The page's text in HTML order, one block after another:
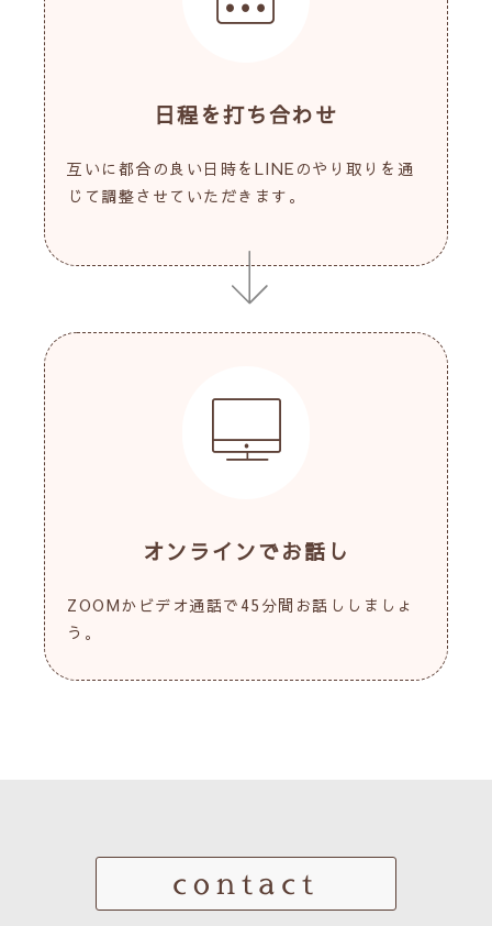
日程を打ち合わせ
互いに都合の良い日時をLINEのやり取りを通
じて調整させていただきます。
オンラインでお話し
ZOOMかビデオ通話で45分間お話ししましょ
う。
contact